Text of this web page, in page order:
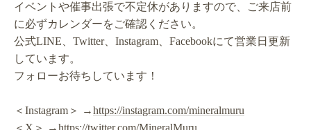
イベントや催事出張で不定休がありますので、ご来店前
に必ずカレンダーをご確認ください。
公式LINE、Twitter、Instagram、Facebookにて営業日更新
しています。
フォローお待ちしています！
＜Instagram＞ →https://instagram.com/mineralmuru
＜X＞ →https://twitter.com/MineralMuru